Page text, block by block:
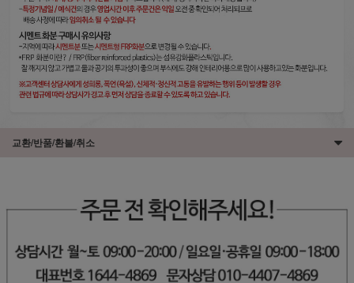
교환/반품/환불/취소